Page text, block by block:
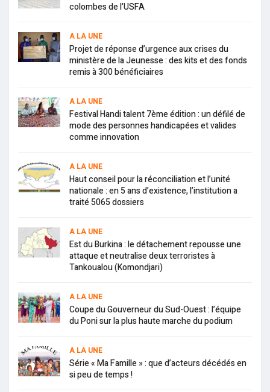
colombes de l’USFA
A LA UNE
Projet de réponse d’urgence aux crises du
ministère de la Jeunesse : des kits et des fonds
remis à 300 bénéficiaires
A LA UNE
Festival Handi talent 7ème édition : un défilé de
mode des personnes handicapées et valides
comme innovation
A LA UNE
Haut conseil pour la réconciliation et l’unité
nationale : en 5 ans d’existence, l’institution a
traité 5065 dossiers
A LA UNE
Est du Burkina : le détachement repousse une
attaque et neutralise deux terroristes à
Tankoualou (Komondjari)
A LA UNE
Coupe du Gouverneur du Sud-Ouest : l’équipe
du Poni sur la plus haute marche du podium
A LA UNE
Série « Ma Famille » : que d’acteurs décédés en
si peu de temps !